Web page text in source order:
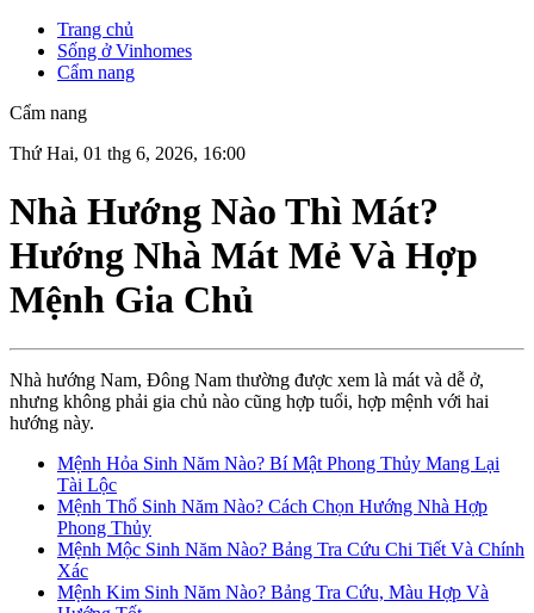
Trang chủ
Sống ở Vinhomes
Cẩm nang
Cẩm nang
Thứ Hai, 01 thg 6, 2026, 16:00
Nhà Hướng Nào Thì Mát?
Hướng Nhà Mát Mẻ Và Hợp
Mệnh Gia Chủ
Nhà hướng Nam, Đông Nam thường được xem là mát và dễ ở,
nhưng không phải gia chủ nào cũng hợp tuổi, hợp mệnh với hai
hướng này.
Mệnh Hỏa Sinh Năm Nào? Bí Mật Phong Thủy Mang Lại
Tài Lộc
Mệnh Thổ Sinh Năm Nào? Cách Chọn Hướng Nhà Hợp
Phong Thủy
Mệnh Mộc Sinh Năm Nào? Bảng Tra Cứu Chi Tiết Và Chính
Xác
Mệnh Kim Sinh Năm Nào? Bảng Tra Cứu, Màu Hợp Và